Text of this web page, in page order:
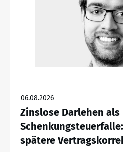
06.08.2026
Zinslose Darlehen als
spätere